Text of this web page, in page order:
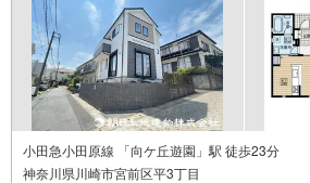
小田急小田原線 「向ケ丘遊園」駅 徒歩23分
神奈川県川崎市宮前区平3丁目